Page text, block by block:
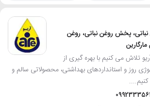
پخش روغن نباتی، روغن
تلاش می کنیم با بهره گیری از
روز و استانداردهای بهداشتی، محصولاتی سالم و